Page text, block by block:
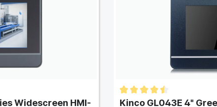
Widescreen HMI- Kinco GL043E 4"